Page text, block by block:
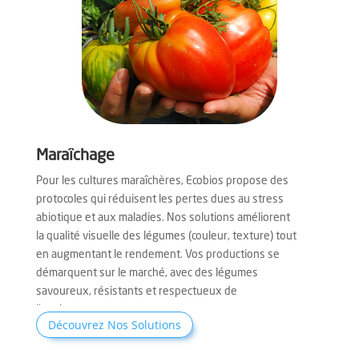
Maraîchage
Pour les cultures maraîchères, Ecobios propose des
protocoles qui réduisent les pertes dues au stress
abiotique et aux maladies. Nos solutions améliorent
la qualité visuelle des légumes (couleur, texture) tout
en augmentant le rendement. Vos productions se
démarquent sur le marché, avec des légumes
savoureux, résistants et respectueux de
l’environnement.
Découvrez Nos Solutions